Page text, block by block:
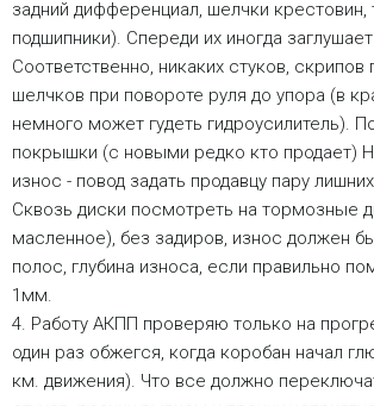
задний дифференциал, шелчки крестовин,
подшипники). Спереди их иногда
Соответственно, никаких стуков,
шелчков при повороте руля до упора (в
немного может гудеть гидроусилитель).
покрышки (с новыми редко кто продает)
износ - повод задать продавцу пару
Сквозь диски посмотреть на тормозные
масленное), без задиров, износ должен
полос, глубина износа, если правильно
1мм.
4. Работу АКПП проверяю только на
один раз обжегся, когда коробан начал
км. движения). Что все должно